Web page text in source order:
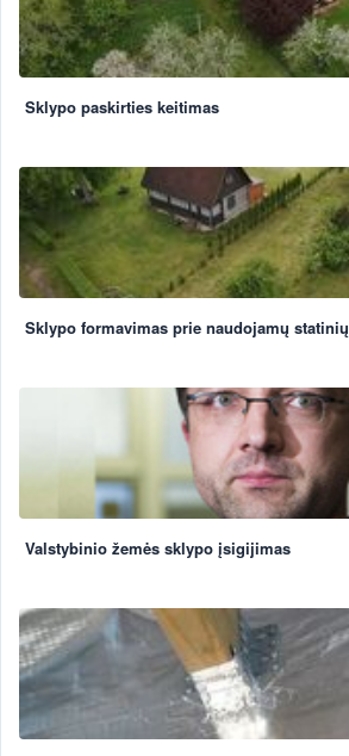
Sklypo paskirties keitimas
Sklypo formavimas prie naudojamų statinių
Valstybinio žemės sklypo įsigijimas